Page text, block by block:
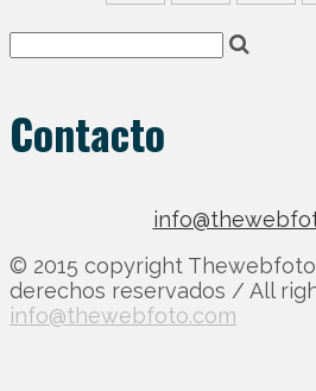
Contacto
© 2015 copyright
derechos reservados / All
info@thewebfoto.com